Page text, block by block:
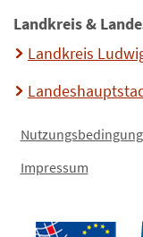
Landkreis &
Landkreis
Impressum